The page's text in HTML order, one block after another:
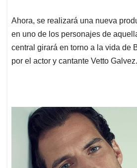
Ahora, se realizará una nueva
en uno de los personajes de
central girará en torno a la vida de
por el actor y cantante Vetto Galvez.